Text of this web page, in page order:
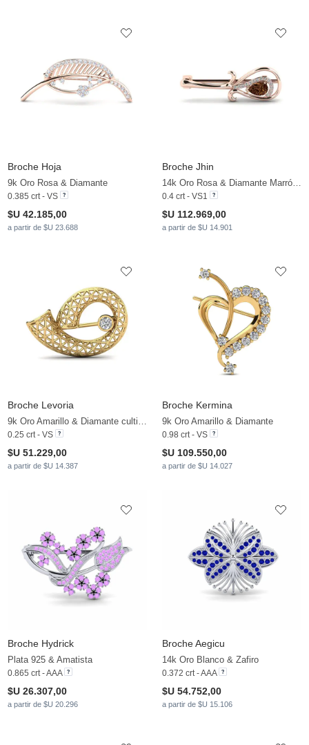
Broche Hoja
9k Oro Rosa & Diamante
0.385 crt - VS
$U 42.185,00
a partir de $U 23.688
Broche Jhin
0.4 crt - VS1
$U 112.969,00
a partir de $U 14.901
Broche Levoria
0.25 crt - VS
$U 51.229,00
a partir de $U 14.387
Broche Kermina
9k Oro Amarillo & Diamante
0.98 crt - VS
$U 109.550,00
a partir de $U 14.027
Broche Hydrick
Plata 925 & Amatista
0.865 crt - AAA
$U 26.307,00
a partir de $U 20.296
Broche Aegicu
14k Oro Blanco & Zafiro
0.372 crt - AAA
$U 54.752,00
a partir de $U 15.106